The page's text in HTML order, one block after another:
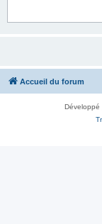
Accueil du forum
Développé